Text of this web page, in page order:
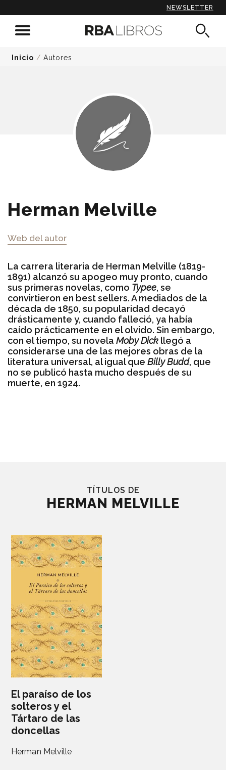
NEWSLETTER
Inicio / Autores
Herman Melville
Web del autor
La carrera literaria de Herman Melville (1819-
1891) alcanzó su apogeo muy pronto, cuando
sus primeras novelas, como Typee, se
convirtieron en best sellers. A mediados de la
década de 1850, su popularidad decayó
drásticamente y, cuando falleció, ya había
caído prácticamente en el olvido. Sin embargo,
con el tiempo, su novela Moby Dick llegó a
considerarse una de las mejores obras de la
literatura universal, al igual que Billy Budd, que
no se publicó hasta mucho después de su
muerte, en 1924.
TÍTULOS DE
HERMAN MELVILLE
El paraíso de los
solteros y el
Tártaro de las
doncellas
Herman Melville